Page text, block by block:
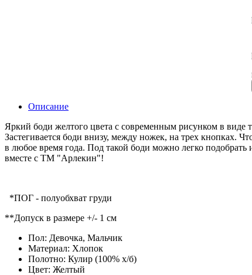
Описание
Яркий боди желтого цвета с современным рисунком в виде
Застегивается боди внизу, между ножек, на трех кнопках.
в любое время года. Под такой боди можно легко
вместе с ТМ "Арлекин"!
*ПОГ - полуобхват груди
**Допуск в размере +/- 1 см
Пол: Девочка, Мальчик
Материал: Хлопок
Полотно: Кулир (100% х/б)
Цвет: Желтый